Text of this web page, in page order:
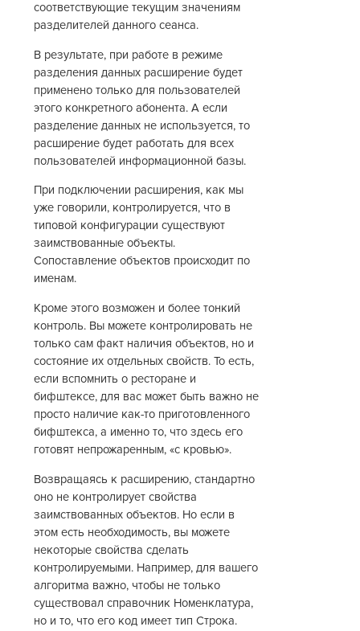
соответствующие текущим значениям
разделителей данного сеанса.
В результате, при работе в режиме
разделения данных расширение будет
применено только для пользователей
этого конкретного абонента. А если
разделение данных не используется, то
расширение будет работать для всех
пользователей информационной базы.
При подключении расширения, как мы
уже говорили, контролируется, что в
типовой конфигурации существуют
заимствованные объекты.
Сопоставление объектов происходит по
именам.
Кроме этого возможен и более тонкий
контроль. Вы можете контролировать не
только сам факт наличия объектов, но и
состояние их отдельных свойств. То есть,
если вспомнить о ресторане и
бифштексе, для вас может быть важно не
просто наличие как-то приготовленного
бифштекса, а именно то, что здесь его
готовят непрожаренным, «с кровью».
Возвращаясь к расширению, стандартно
оно не контролирует свойства
заимствованных объектов. Но если в
этом есть необходимость, вы можете
некоторые свойства сделать
контролируемыми. Например, для вашего
алгоритма важно, чтобы не только
существовал справочник Номенклатура,
но и то, что его код имеет тип Строка.